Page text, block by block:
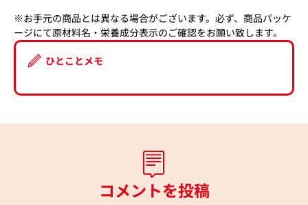
※お手元の商品とは異なる場合がございます。必ず、商品パッケ
ージにて原材料名・栄養成分表示のご確認をお願い致します。
ひとことメモ
コメントを投稿